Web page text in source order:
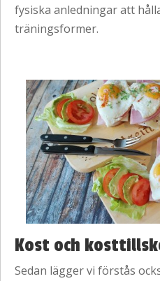
fysiska anledningar att
träningsformer.
Kost och
Sedan lägger vi förstås